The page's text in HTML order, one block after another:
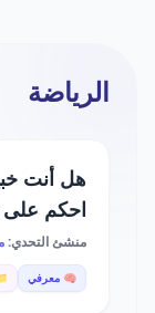
الرياضة
هل أنت
احكم
منشئ التحدي:
🧠 معرفي